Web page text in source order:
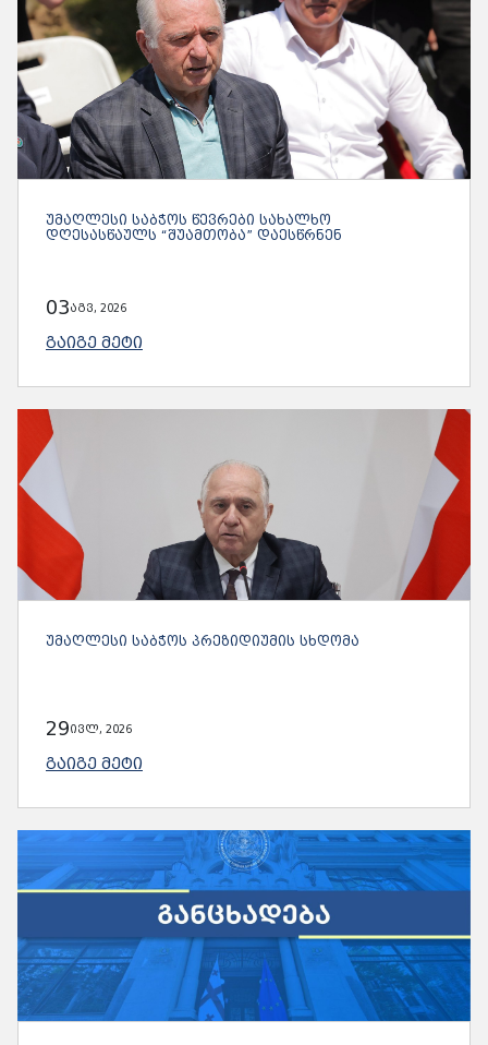
ᲣᲛᲐᲦᲚᲔᲡᲘ ᲡᲐᲑᲭᲝᲡ ᲬᲔᲕᲠᲔᲑᲘ ᲡᲐᲮᲐᲚᲮᲝ
ᲓᲦᲔᲡᲐᲡᲬᲐᲣᲚᲡ “ᲨᲣᲐᲛᲗᲝᲑᲐ” ᲓᲐᲔᲡᲬᲠᲜᲔᲜ
03აგვ, 2026
ᲒᲐᲘᲒᲔ ᲛᲔᲢᲘ
ᲣᲛᲐᲦᲚᲔᲡᲘ ᲡᲐᲑᲭᲝᲡ ᲞᲠᲔᲖᲘᲓᲘᲣᲛᲘᲡ ᲡᲮᲓᲝᲛᲐ
29ივლ, 2026
ᲒᲐᲘᲒᲔ ᲛᲔᲢᲘ